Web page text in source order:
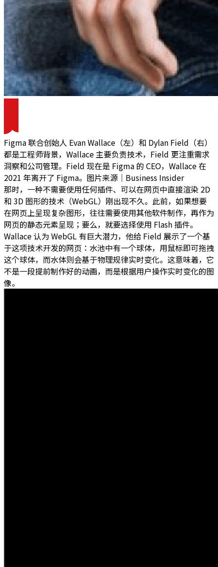
Figma 联合创始人 Evan Wallace（左）和 Dylan Field（右）
都是工程师背景，Wallace 主要负责技术，Field 更注重需求
洞察和公司管理。Field 现在是 Figma 的 CEO，Wallace 在
2021 年离开了 Figma。图片来源｜Business Insider
那时，一种不需要使用任何插件、可以在网页中直接渲染 2D
和 3D 图形的技术（WebGL）刚出现不久。此前，如果想要
在网页上呈现复杂图形，往往需要使用其他软件制作，再作为
网页的静态元素呈现；要么，就要选择使用 Flash 插件。
Wallace 认为 WebGL 有巨大潜力，他给 Field 展示了一个基
于这项技术开发的网页：水池中有一个球体，用鼠标即可拖拽
这个球体，而水体则会基于物理规律实时变化。这意味着，它
不是一段提前制作好的动画，而是根据用户操作实时变化的图
像。